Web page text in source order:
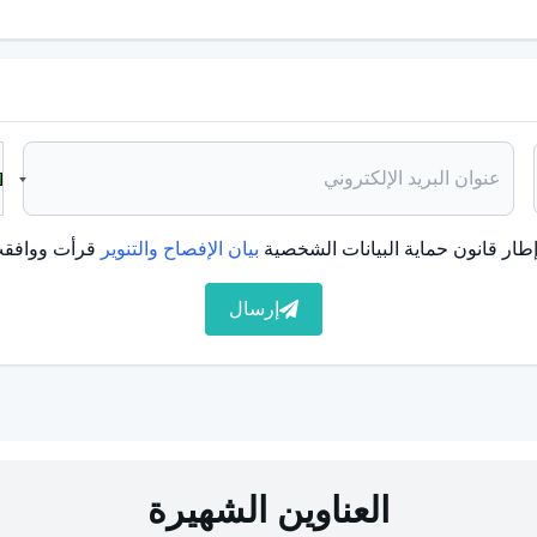
له تأثير كبير أيضاً.
الصداع بنسبة جيدة من خلال تعليم الشخص التحكم في جسده.
من الضروري العمل مع أطباء الأعصاب وأطباء الطب النفسي
على المريض. لأن هذه الآلام وأنواعها يمكن أن تكون ناجمة
الطبيعي وغيرها من الأقسام الأخرى وفقًا لنوع الصداع. على
قانون حماية البيانات الشخصية بيان الإفصاح والتنوير قرأت
إرسال
العناوين الشهيرة